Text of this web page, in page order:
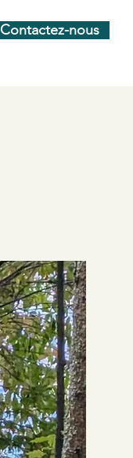
Contactez-nous